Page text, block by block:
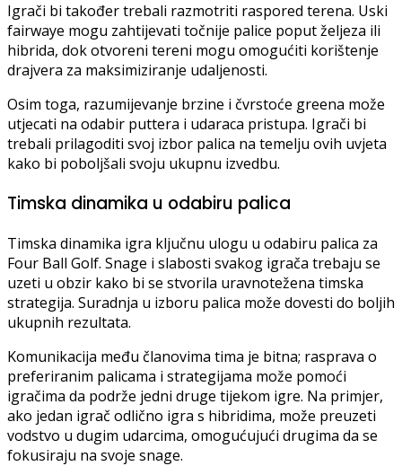
Igrači bi također trebali razmotriti raspored terena. Uski
fairwaye mogu zahtijevati točnije palice poput željeza ili
hibrida, dok otvoreni tereni mogu omogućiti korištenje
drajvera za maksimiziranje udaljenosti.
Osim toga, razumijevanje brzine i čvrstoće greena može
utjecati na odabir puttera i udaraca pristupa. Igrači bi
trebali prilagoditi svoj izbor palica na temelju ovih uvjeta
kako bi poboljšali svoju ukupnu izvedbu.
Timska dinamika u odabiru palica
Timska dinamika igra ključnu ulogu u odabiru palica za
Four Ball Golf. Snage i slabosti svakog igrača trebaju se
uzeti u obzir kako bi se stvorila uravnotežena timska
strategija. Suradnja u izboru palica može dovesti do boljih
ukupnih rezultata.
Komunikacija među članovima tima je bitna; rasprava o
preferiranim palicama i strategijama može pomoći
igračima da podrže jedni druge tijekom igre. Na primjer,
ako jedan igrač odlično igra s hibridima, može preuzeti
vodstvo u dugim udarcima, omogućujući drugima da se
fokusiraju na svoje snage.